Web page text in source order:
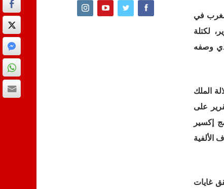
في
بحسب التقرير، لكتلة
دولار، وهو الأمر الذي وصفه
الملك
على
إكسير
الألفية
غايات